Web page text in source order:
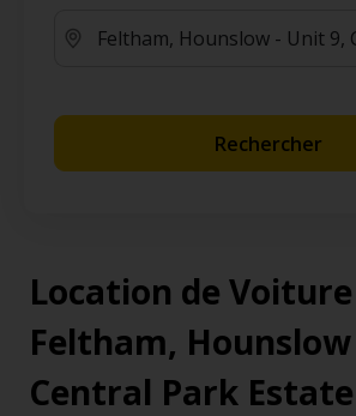
Rechercher
Location de
Feltham,
Central Park Estate